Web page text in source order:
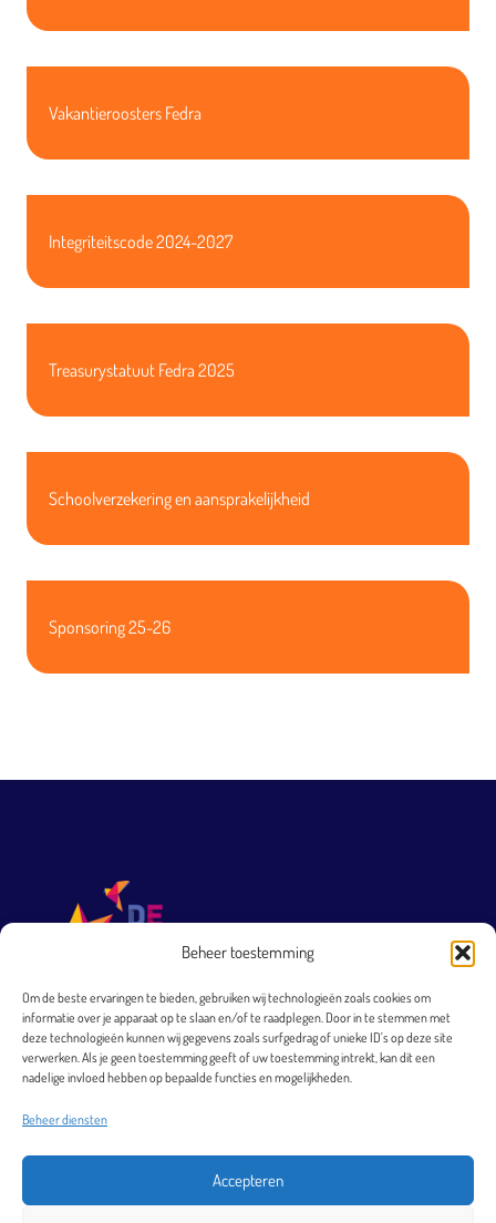
Beheer toestemming
Om de beste ervaringen te bieden, gebruiken wij technologieën zoals cookies om
informatie over je apparaat op te slaan en/of te raadplegen. Door in te stemmen met
deze technologieën kunnen wij gegevens zoals surfgedrag of unieke ID's op deze site
verwerken. Als je geen toestemming geeft of uw toestemming intrekt, kan dit een
nadelige invloed hebben op bepaalde functies en mogelijkheden.
Beheer diensten
Accepteren
Vakantieroosters Fedra
Integriteitscode 2024-2027
Treasurystatuut Fedra 2025
Schoolverzekering en aansprakelijkheid
Sponsoring 25-26
T 0251 231 569
directie@arkheemskerk.nl
Postadres